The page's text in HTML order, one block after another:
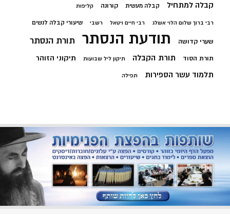
קבלה למתחיל קבלה מעשית קורונה קליפות
רבי ברוך שלום הלוי אשלג רבי חיים ויטאל רשבי שיעורי קבלה לנשים
שערי קדושה תודעת הנסתר תורת הנסתר
תורת הסוד תורת הקבלה תיקון ליל שבועות תיקוני הזוהר
תלמוד עשר הספירות תפילה